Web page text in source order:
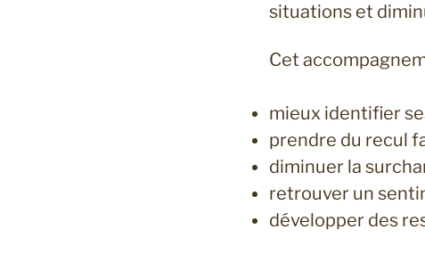
situations et
Cet
mieux identifier
prendre du recul
diminuer la
retrouver un
développer des